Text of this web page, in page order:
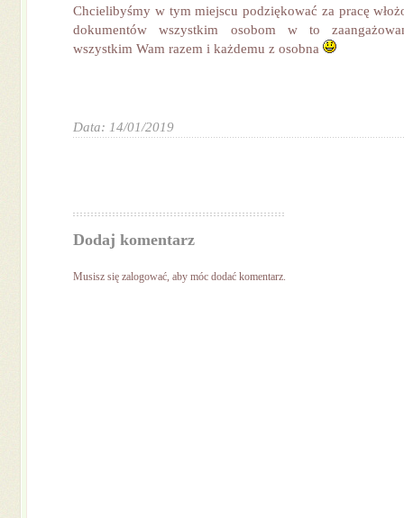
Chcielibyśmy w tym miejscu podziękować za pracę
dokumentów wszystkim osobom w to
wszystkim Wam razem i każdemu z osobna
Data: 14/01/2019
Dodaj komentarz
Musisz się zalogować, aby móc dodać komentarz.